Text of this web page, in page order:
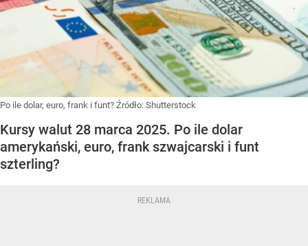
Po ile dolar, euro, frank i funt? Źródło: Shutterstock
Kursy walut 28 marca 2025. Po ile dolar
amerykański, euro, frank szwajcarski i funt
szterling?